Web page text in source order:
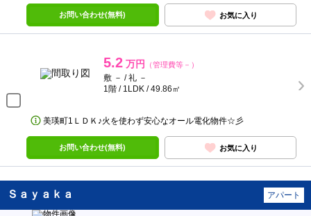
お問い合わせ(無料) お気に入り
5.2 万円 （管理費等－）
敷 － / 礼 －
1階 / 1LDK / 49.86㎡
美瑛町1ＬＤＫ♪火を使わず安心なオール電化物件☆彡
お問い合わせ(無料) お気に入り
Ｓａｙａｋａ アパート